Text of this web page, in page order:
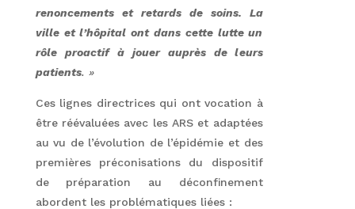
renoncements et retards de soins. La
ville et l’hôpital ont dans cette lutte un
rôle proactif à jouer auprès de leurs
patients. »
Ces lignes directrices qui ont vocation à
être réévaluées avec les ARS et adaptées
au vu de l’évolution de l’épidémie et des
premières préconisations du dispositif
de préparation au déconfinement
abordent les problématiques liées :